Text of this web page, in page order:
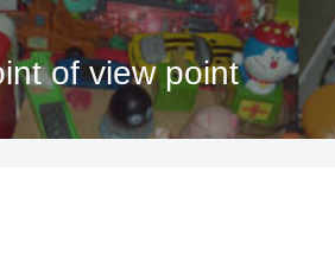
of view point